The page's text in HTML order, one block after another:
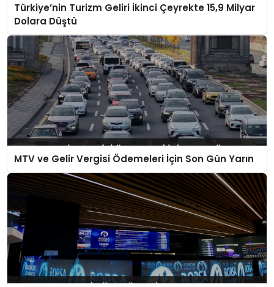
Türkiye’nin Turizm Geliri İkinci Çeyrekte 15,9 Milyar
Dolara Düştü
MTV ve Gelir Vergisi Ödemeleri İçin Son Gün Yarın